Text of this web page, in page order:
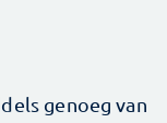
genoeg van